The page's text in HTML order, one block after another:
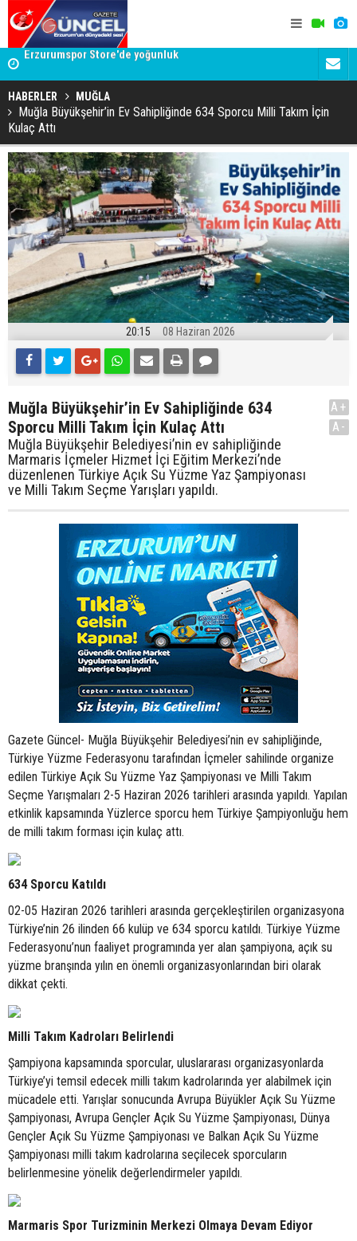
Adalet Bakanı Gürlek'ten Demirtaş iddiasına yalanlama:
Böyle bir açıklama yapmadım
Dadaş
HABERLER MUĞLA
Muğla Büyükşehir’in Ev Sahipliğinde 634 Sporcu Milli Takım İçin
Kulaç Attı
20:15 08 Haziran 2026
Muğla Büyükşehir’in Ev Sahipliğinde 634
Sporcu Milli Takım İçin Kulaç Attı
Muğla Büyükşehir Belediyesi’nin ev sahipliğinde
Marmaris İçmeler Hizmet İçi Eğitim Merkezi’nde
düzenlenen Türkiye Açık Su Yüzme Yaz Şampiyonası
ve Milli Takım Seçme Yarışları yapıldı.
A+
A-
Gazete Güncel- Muğla Büyükşehir Belediyesi’nin ev sahipliğinde,
Türkiye Yüzme Federasyonu tarafından İçmeler sahilinde organize
edilen Türkiye Açık Su Yüzme Yaz Şampiyonası ve Milli Takım
Seçme Yarışmaları 2-5 Haziran 2026 tarihleri arasında yapıldı. Yapılan
etkinlik kapsamında Yüzlerce sporcu hem Türkiye Şampiyonluğu hem
de milli takım forması için kulaç attı.
634 Sporcu Katıldı
02-05 Haziran 2026 tarihleri arasında gerçekleştirilen organizasyona
Türkiye’nin 26 ilinden 66 kulüp ve 634 sporcu katıldı. Türkiye Yüzme
Federasyonu’nun faaliyet programında yer alan şampiyona, açık su
yüzme branşında yılın en önemli organizasyonlarından biri olarak
dikkat çekti.
Milli Takım Kadroları Belirlendi
Şampiyona kapsamında sporcular, uluslararası organizasyonlarda
Türkiye’yi temsil edecek milli takım kadrolarında yer alabilmek için
mücadele etti. Yarışlar sonucunda Avrupa Büyükler Açık Su Yüzme
Şampiyonası, Avrupa Gençler Açık Su Yüzme Şampiyonası, Dünya
Gençler Açık Su Yüzme Şampiyonası ve Balkan Açık Su Yüzme
Şampiyonası milli takım kadrolarına seçilecek sporcuların
belirlenmesine yönelik değerlendirmeler yapıldı.
Marmaris Spor Turizminin Merkezi Olmaya Devam Ediyor